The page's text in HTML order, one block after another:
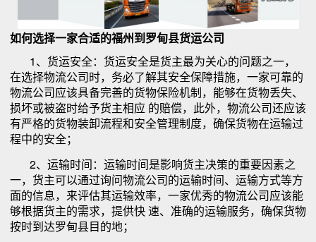
如何选择一家合适的福州到罗甸县货运公司
1、货运安全：货运安全是货主最为关心的问题之一，
在选择物流公司时，务必了解其安全保障措施，一家可靠的
物流公司应该具备完善的货物保险机制，能够在货物丢失、
损坏或被盗时给予货主相应 的赔偿，此外，物流公司还应该
有严格的货物装卸流程和安全管理制度，确保货物在运输过
程中的安全；
2、运输时间：运输时间是影响货主决策的重要因素之
一，货主可以通过询问物流公司的运输时间、运输方式等方
面的信息，来评估其运输效率，一家优秀的物流公司应该能
够根据货主的需求，提供快 速、准确的运输服务，确保货物
按时到达罗甸县目的地；